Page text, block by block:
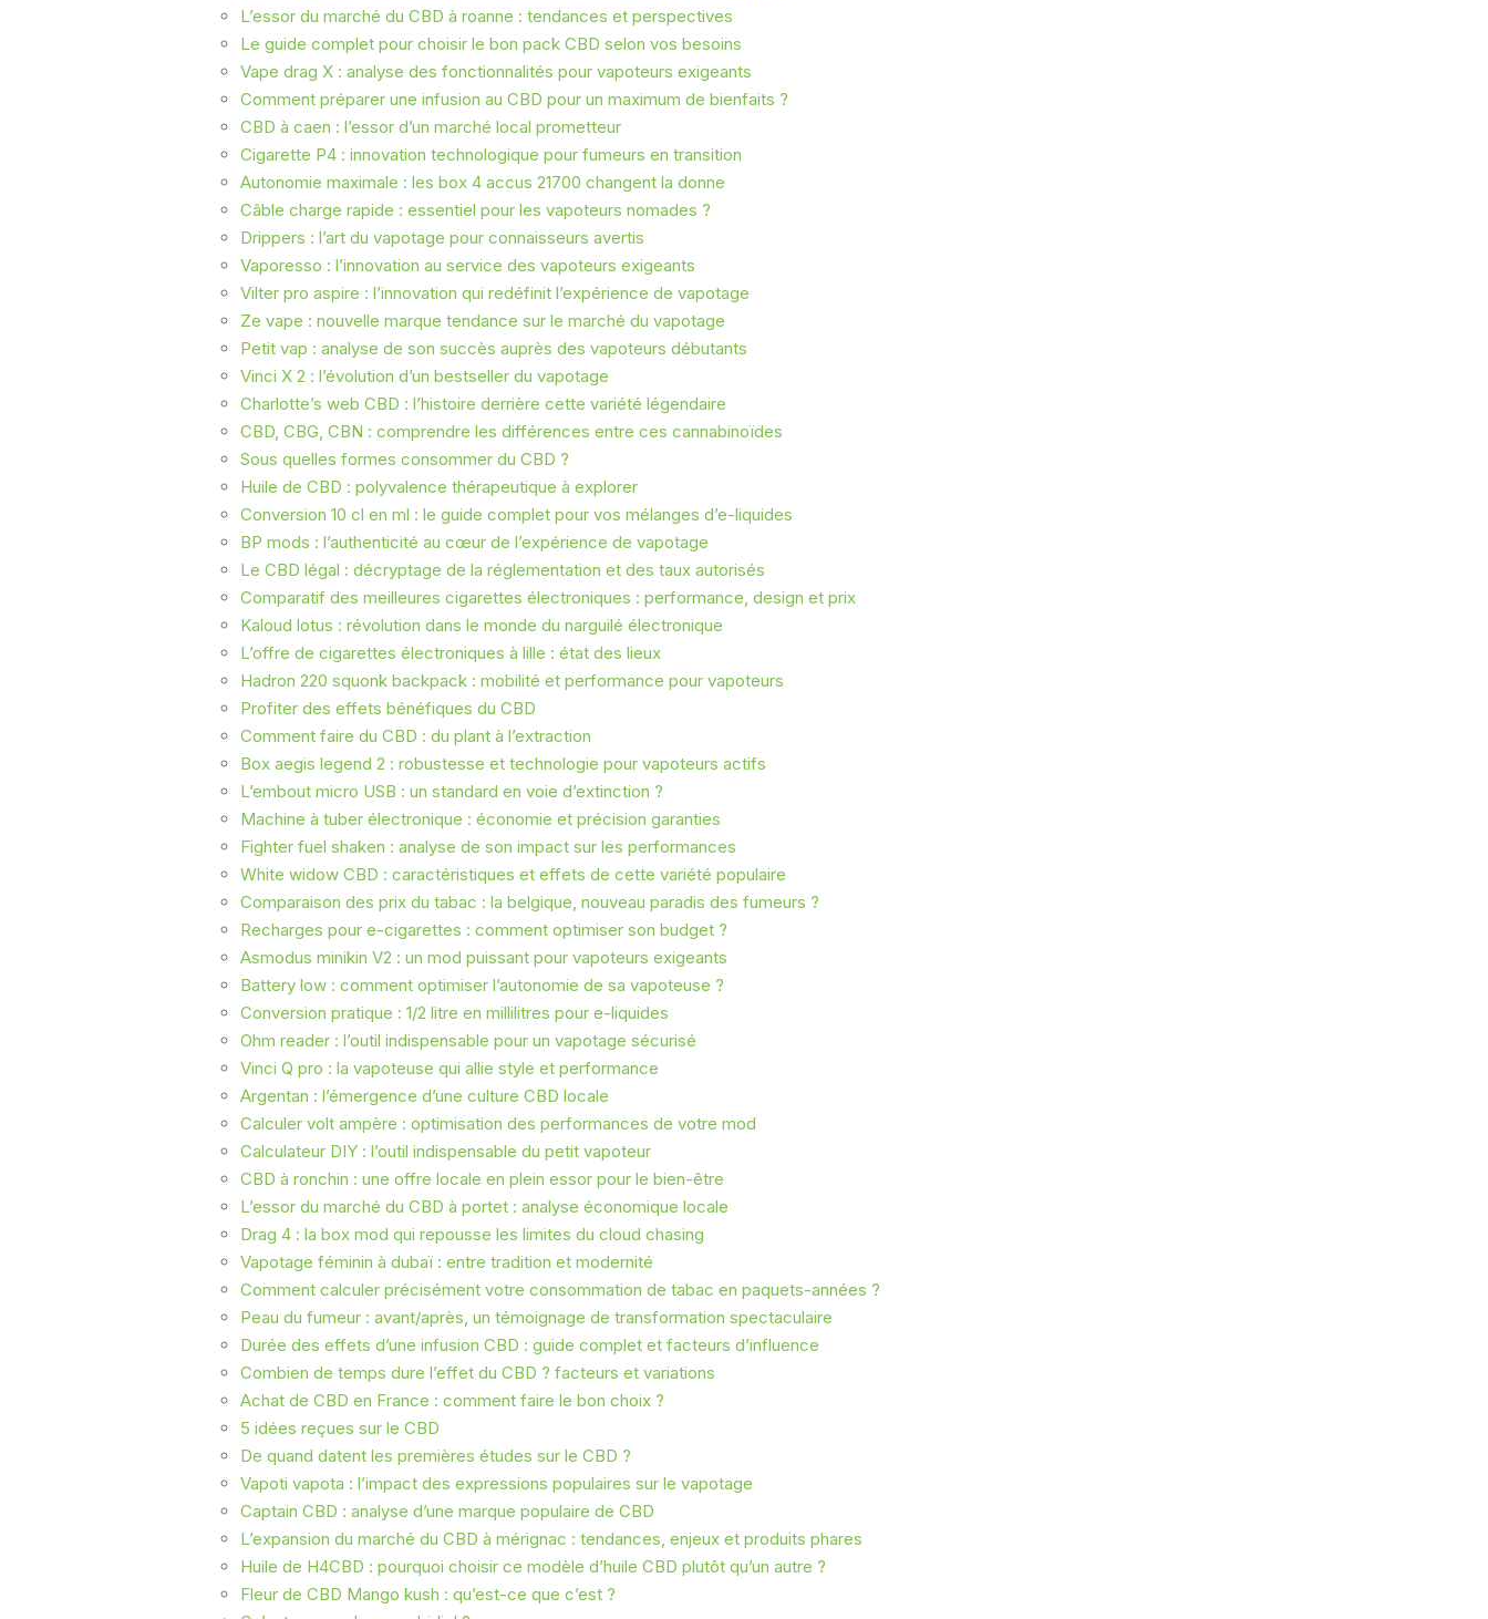
L’essor du marché du CBD à roanne : tendances et perspectives
Le guide complet pour choisir le bon pack CBD selon vos besoins
Vape drag X : analyse des fonctionnalités pour vapoteurs exigeants
Comment préparer une infusion au CBD pour un maximum de bienfaits ?
CBD à caen : l’essor d’un marché local prometteur
Cigarette P4 : innovation technologique pour fumeurs en transition
Autonomie maximale : les box 4 accus 21700 changent la donne
Câble charge rapide : essentiel pour les vapoteurs nomades ?
Drippers : l’art du vapotage pour connaisseurs avertis
Vaporesso : l’innovation au service des vapoteurs exigeants
Vilter pro aspire : l’innovation qui redéfinit l’expérience de vapotage
Ze vape : nouvelle marque tendance sur le marché du vapotage
Petit vap : analyse de son succès auprès des vapoteurs débutants
Vinci X 2 : l’évolution d’un bestseller du vapotage
Charlotte’s web CBD : l’histoire derrière cette variété légendaire
CBD, CBG, CBN : comprendre les différences entre ces cannabinoïdes
Sous quelles formes consommer du CBD ?
Huile de CBD : polyvalence thérapeutique à explorer
Conversion 10 cl en ml : le guide complet pour vos mélanges d’e-liquides
BP mods : l’authenticité au cœur de l’expérience de vapotage
Le CBD légal : décryptage de la réglementation et des taux autorisés
Comparatif des meilleures cigarettes électroniques : performance, design et prix
Kaloud lotus : révolution dans le monde du narguilé électronique
L’offre de cigarettes électroniques à lille : état des lieux
Hadron 220 squonk backpack : mobilité et performance pour vapoteurs
Profiter des effets bénéfiques du CBD
Comment faire du CBD : du plant à l’extraction
Box aegis legend 2 : robustesse et technologie pour vapoteurs actifs
L’embout micro USB : un standard en voie d’extinction ?
Machine à tuber électronique : économie et précision garanties
Fighter fuel shaken : analyse de son impact sur les performances
White widow CBD : caractéristiques et effets de cette variété populaire
Comparaison des prix du tabac : la belgique, nouveau paradis des fumeurs ?
Recharges pour e-cigarettes : comment optimiser son budget ?
Asmodus minikin V2 : un mod puissant pour vapoteurs exigeants
Battery low : comment optimiser l’autonomie de sa vapoteuse ?
Conversion pratique : 1/2 litre en millilitres pour e-liquides
Ohm reader : l’outil indispensable pour un vapotage sécurisé
Vinci Q pro : la vapoteuse qui allie style et performance
Argentan : l’émergence d’une culture CBD locale
Calculer volt ampère : optimisation des performances de votre mod
Calculateur DIY : l’outil indispensable du petit vapoteur
CBD à ronchin : une offre locale en plein essor pour le bien-être
L’essor du marché du CBD à portet : analyse économique locale
Drag 4 : la box mod qui repousse les limites du cloud chasing
Vapotage féminin à dubaï : entre tradition et modernité
Comment calculer précisément votre consommation de tabac en paquets-années ?
Peau du fumeur : avant/après, un témoignage de transformation spectaculaire
Durée des effets d’une infusion CBD : guide complet et facteurs d’influence
Combien de temps dure l’effet du CBD ? facteurs et variations
Achat de CBD en France : comment faire le bon choix ?
5 idées reçues sur le CBD
De quand datent les premières études sur le CBD ?
Vapoti vapota : l’impact des expressions populaires sur le vapotage
Captain CBD : analyse d’une marque populaire de CBD
L’expansion du marché du CBD à mérignac : tendances, enjeux et produits phares
Huile de H4CBD : pourquoi choisir ce modèle d’huile CBD plutôt qu’un autre ?
Fleur de CBD Mango kush : qu’est-ce que c’est ?